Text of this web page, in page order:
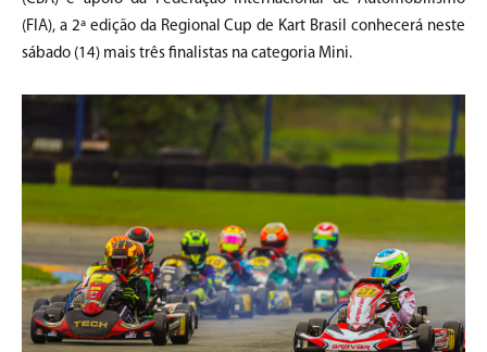
(FIA), a 2ª edição da Regional Cup de Kart Brasil conhecerá neste
sábado (14) mais três finalistas na categoria Mini.